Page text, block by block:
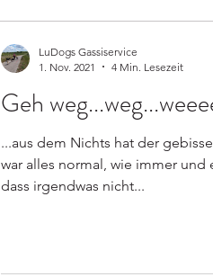
Geh
...aus dem Nichts hat der
war alles normal, wie immer und
dass irgendwas nicht...
LuDogs Gassiservice
1. Nov. 2021
4 Min. Lesezeit